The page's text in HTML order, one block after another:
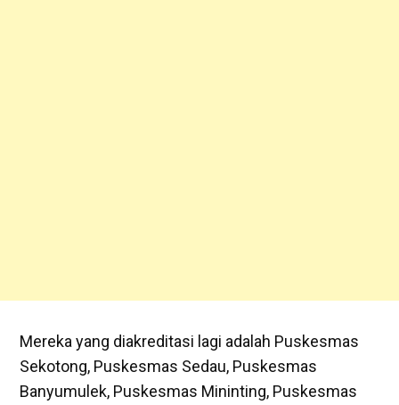
Mereka yang diakreditasi lagi adalah Puskesmas
Sekotong, Puskesmas Sedau, Puskesmas
Banyumulek, Puskesmas Mininting, Puskesmas